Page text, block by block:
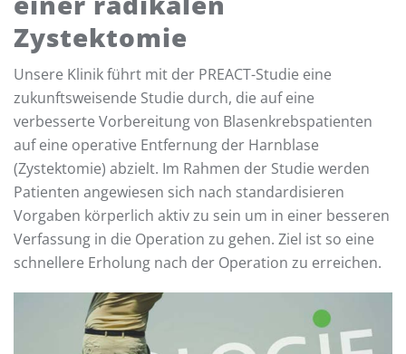
Zystektomie
Unsere Klinik führt mit der PREACT-Studie eine
zukunftsweisende Studie durch, die auf eine
verbesserte Vorbereitung von Blasenkrebspatienten
auf eine operative Entfernung der Harnblase
(Zystektomie) abzielt. Im Rahmen der Studie werden
Patienten angewiesen sich nach standardisieren
Vorgaben körperlich aktiv zu sein um in einer besseren
Verfassung in die Operation zu gehen. Ziel ist so eine
schnellere Erholung nach der Operation zu erreichen.